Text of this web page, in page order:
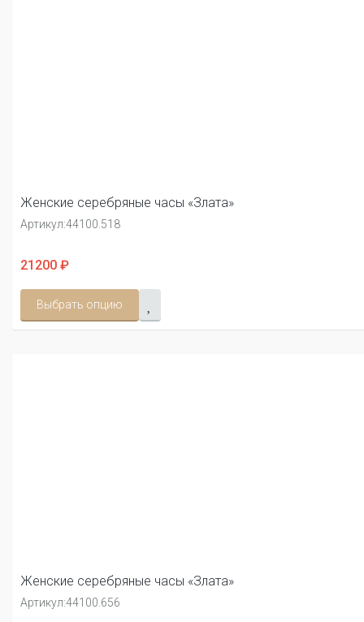
Женские серебряные часы «Злата»
Артикул:44100.518
21200 ₽
Выбрать опцию
Женские серебряные часы «Злата»
Артикул:44100.656